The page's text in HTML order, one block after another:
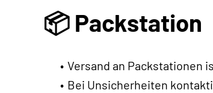
📦 Packstation
Versand an Packstationen
Bei Unsicherheiten